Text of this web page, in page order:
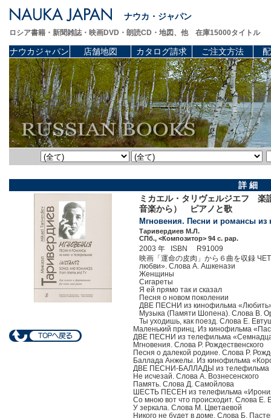
ナウカ・ジャパン
ロシア書籍・新聞雑誌・映画DVD・朗読CD・地図、他 在庫15000タイトル
ナウカジャパン 店舗地図 カタログ請求 ご注文方法
詳 細
ミカエル・タリヴェルジエフ
音楽から） ピアノと歌
Мгновения. Песни и романсы из
Таривердиев М.Л.
СПб., <Композитор> 94 c. pap.
2003 年 ISBN R91009
映画「運命の皮肉」から６曲を収録
любви». Слова А. Ашкенази
Женщины
Сигареты
Я ей прямо так и сказал
Песня о новом поколении
ДВЕ ПЕСНИ из кинофильма
Музыка (Памяти Шопена). Слова В.
Ты уходишь, как поезд. Слова Е.
Маленький принц. Из кинофильма
ДВЕ ПЕСНИ из телефильма
Мгновения. Слова Р. Рождественского
Песня о далекой родине. Слова Р.
Баллада Анжелы. Из кинофильма
ДВЕ ПЕСНИ-БАЛЛАДЫ из телефильма
Не исчезай. Слова А. Вознесенского
Память. Слова Д. Самойлова
ШЕСТЬ ПЕСЕН из телефильма
Со мною вот что происходит. Слова Е.
У зеркала. Слова М. Цветаевой
Никого не будет в доме. Слова Б.